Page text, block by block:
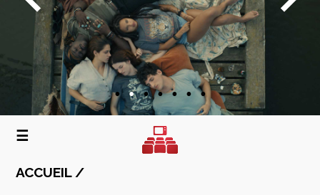
☰
ACCUEIL /